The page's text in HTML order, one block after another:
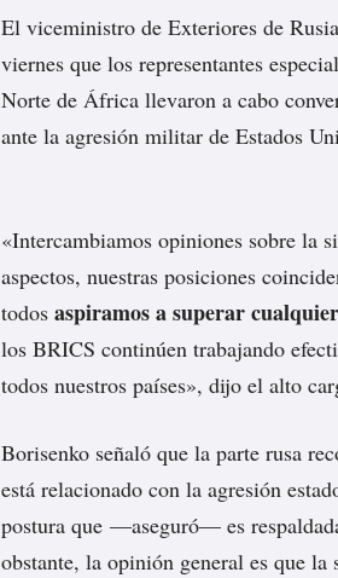
El viceministro de Exteriores de
viernes que los representantes
Norte de África llevaron a cabo
ante la agresión militar de Estados
«Intercambiamos opiniones sobre la
aspectos, nuestras posiciones
todos aspiramos a superar
los BRICS continúen trabajando
todos nuestros países», dijo el alto
Borisenko señaló que la parte rusa
está relacionado con la agresión
postura que —aseguró— es
obstante, la opinión general es que